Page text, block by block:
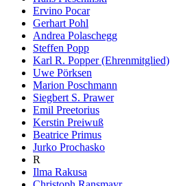
Ervino Pocar
Gerhart Pohl
Andrea Polaschegg
Steffen Popp
Karl R. Popper (Ehrenmitglied)
Uwe Pörksen
Marion Poschmann
Siegbert S. Prawer
Emil Preetorius
Kerstin Preiwuß
Beatrice Primus
Jurko Prochasko
R
Ilma Rakusa